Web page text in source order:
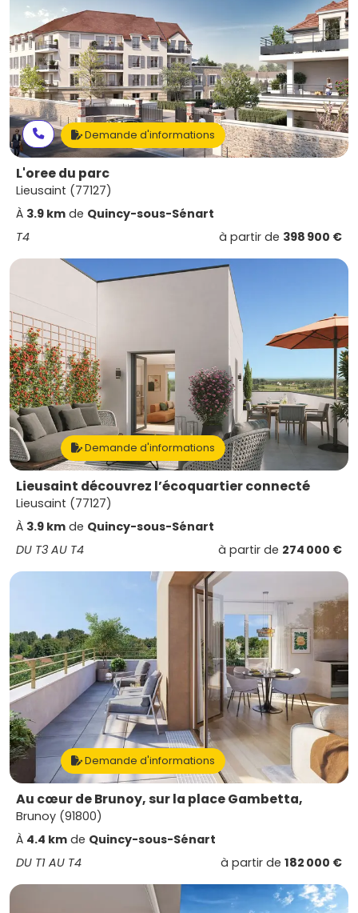
Demande d'informations
L'oree du parc
Lieusaint (77127)
À 3.9 km de Quincy-sous-Sénart
T4
à partir de 398 900 €
Demande d'informations
Lieusaint découvrez l’écoquartier connecté
Lieusaint (77127)
À 3.9 km de Quincy-sous-Sénart
DU T3 AU T4
à partir de 274 000 €
Demande d'informations
Au cœur de Brunoy, sur la place Gambetta,
Brunoy (91800)
À 4.4 km de Quincy-sous-Sénart
DU T1 AU T4
à partir de 182 000 €